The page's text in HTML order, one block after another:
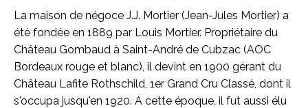
La maison de négoce J.J. Mortier (Jean-Jules Mortier) a
été fondée en 1889 par Louis Mortier. Propriétaire du
Château Gombaud à Saint-André de Cubzac (AOC
Bordeaux rouge et blanc), il devint en 1900 gérant du
Château Lafite Rothschild, 1er Grand Cru Classé, dont il
s'occupa jusqu'en 1920. A cette époque, il fut aussi élu